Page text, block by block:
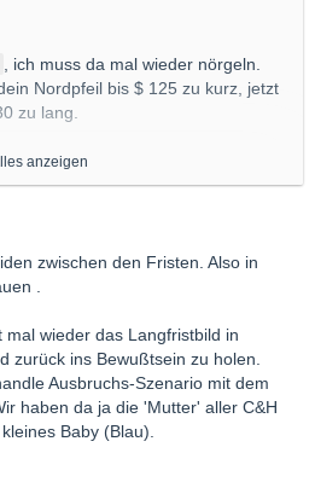
, ich muss da mal wieder nörgeln.
Nordpfeil bis $ 125 zu kurz, jetzt
zu lang.
$ 30…wäre dann der Aufwärtstrend
die erwarteten Ziele aus der
CT eine Antwort?
ein Desaster, also weiterhin noch
anzeigen
zwischen den Fristen. Also in
.
wieder das Langfristbild in
zurück ins Bewußtsein zu holen.
Ausbruchs-Szenario mit dem
haben da ja die 'Mutter' aller C&H
Baby (Blau).